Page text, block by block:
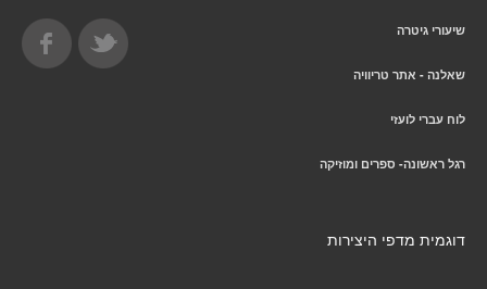
שיעורי גיטרה
שאלנה - אתר טריוויה
לוח עברי לועזי
רגל ראשונה- ספרים ומוזיקה
דוגמית מדפי היצירות